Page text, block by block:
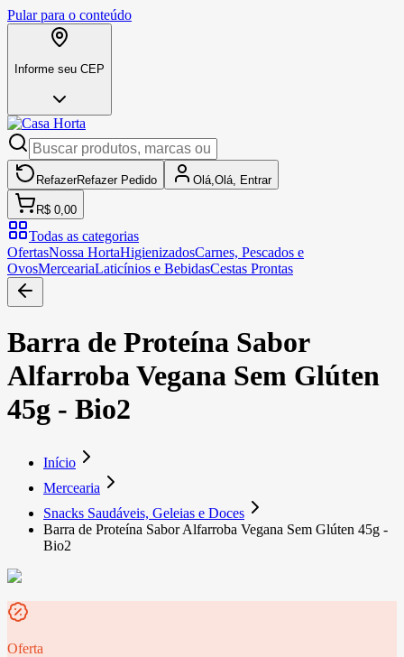
Pular para o conteúdo
Informe seu CEP
RefazerRefazer Pedido Olá, Olá, Entrar
R$ 0,00
Todas as categorias
OfertasNossa HortaHigienizadosCarnes, Pescados e
OvosMerceariaLaticínios e BebidasCestas Prontas
Barra de Proteína Sabor
Alfarroba Vegana Sem Glúten
45g - Bio2
Início
Mercearia
Snacks Saudáveis, Geleias e Doces
Barra de Proteína Sabor Alfarroba Vegana Sem Glúten 45g -
Bio2
Oferta